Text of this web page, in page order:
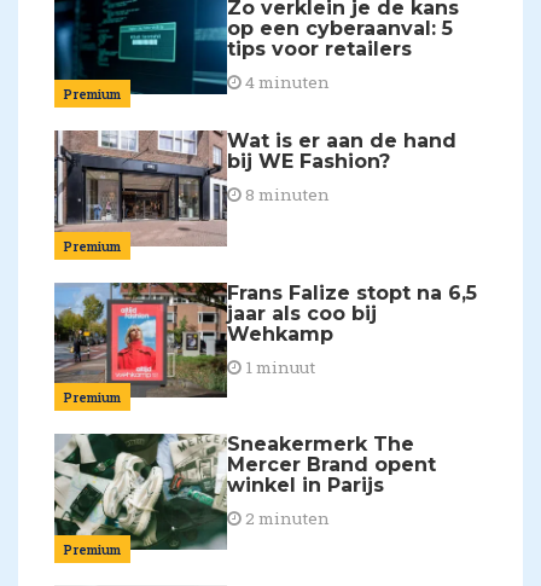
Premium
Zo verklein je de kans
op een cyberaanval: 5
tips voor retailers
4 minuten
Premium
Wat is er aan de hand
bij WE Fashion?
8 minuten
Premium
Frans Falize stopt na 6,5
jaar als coo bij
Wehkamp
1 minuut
Premium
Sneakermerk The
Mercer Brand opent
winkel in Parijs
2 minuten